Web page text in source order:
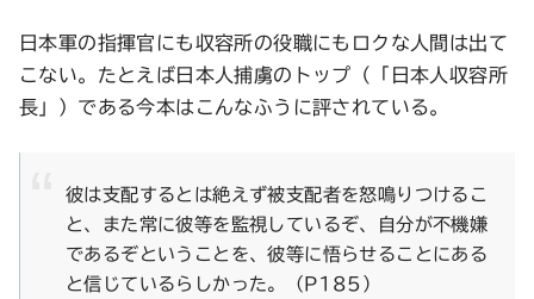
日本軍の指揮官にも収容所の役職にもロクな人間は出て
こない。たとえば日本人捕虜のトップ（「日本人収容所
長」）である今本はこんなふうに評されている。
彼は支配するとは絶えず被支配者を怒鳴りつけるこ
と、また常に彼等を監視しているぞ、自分が不機嫌
であるぞということを、彼等に悟らせることにある
と信じているらしかった。（P185）